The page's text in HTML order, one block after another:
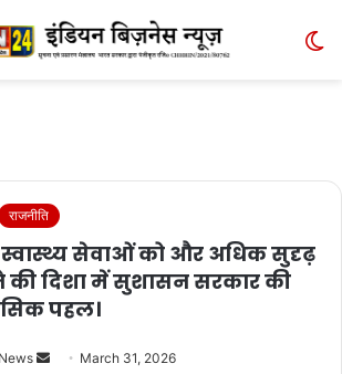
राजनीति
सेवाओं को और अधिक सुदृढ़
की दिशा में सुशासन सरकार की
पहल।
Send March 31, 2026